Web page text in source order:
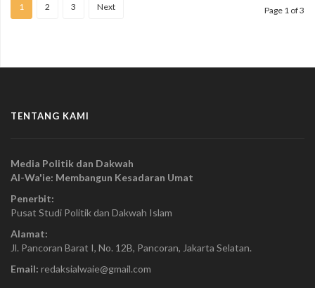
1 2 3 Next Page 1 of 3
TENTANG KAMI
Media Politik dan Dakwah
Al-Wa'ie: Membangun Kesadaran Umat
Penerbit:
Pusat Studi Politik dan Dakwah Islam
Alamat:
Jl. Pancoran Barat I, No. 12B, Pancoran, Jakarta Selatan.
Email: redaksialwaie@gmail.com